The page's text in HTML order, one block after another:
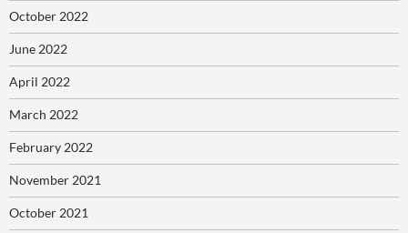
October 2022
June 2022
April 2022
March 2022
February 2022
November 2021
October 2021